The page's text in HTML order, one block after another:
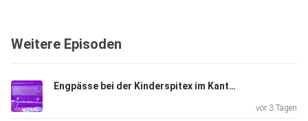
Weitere Episoden
Engpässe bei der Kinderspitex im Kanton Bern
vor 3 Tagen